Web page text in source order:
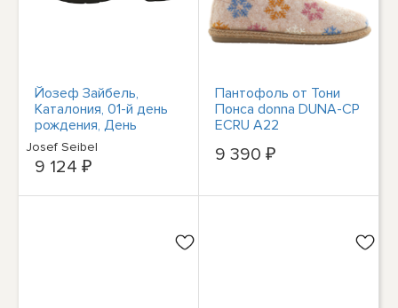
Йозеф Зайбель,
Каталония, 01-й день
рождения, День
Защитника Отечества
Josef Seibel
9 124 ₽
Пантофоль от Тони
Понса donna DUNA-CP
ECRU A22
9 390 ₽